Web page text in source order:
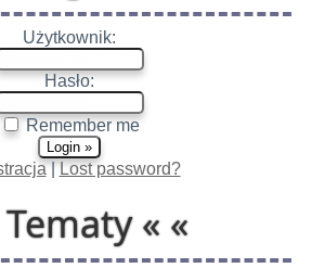
Użytkownik:
Hasło:
Remember me
|Lost password?
Tematy « «